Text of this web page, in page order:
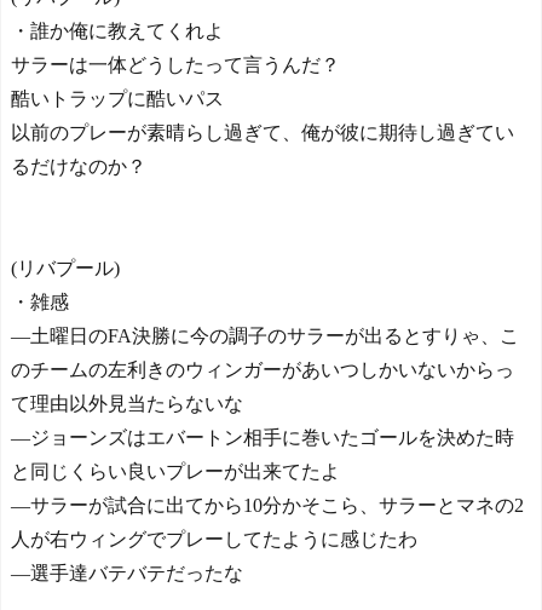
・誰か俺に教えてくれよ
サラーは一体どうしたって言うんだ？
酷いトラップに酷いパス
以前のプレーが素晴らし過ぎて、俺が彼に期待し過ぎてい
るだけなのか？
(リバプール)
・雑感
―土曜日のFA決勝に今の調子のサラーが出るとすりゃ、こ
のチームの左利きのウィンガーがあいつしかいないからっ
て理由以外見当たらないな
―ジョーンズはエバートン相手に巻いたゴールを決めた時
と同じくらい良いプレーが出来てたよ
―サラーが試合に出てから10分かそこら、サラーとマネの2
人が右ウィングでプレーしてたように感じたわ
―選手達バテバテだったな